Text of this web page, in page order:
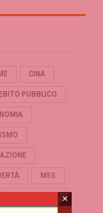
CINA
PUBBLICO
M5S
×